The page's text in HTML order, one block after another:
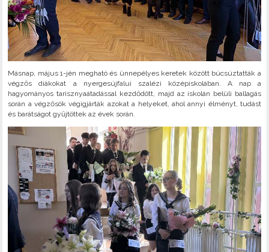
Másnap, május 1-jén megható és ünnepélyes keretek között búcsúztatták a
végzős diákokat a nyergesújfalui szalézi középiskolában. A nap a
hagyományos tarisznyaátadással kezdődött, majd az iskolán belüli ballagás
során a végzősök végigjárták azokat a helyeket, ahol annyi élményt, tudást
és barátságot gyűjtöttek az évek során.